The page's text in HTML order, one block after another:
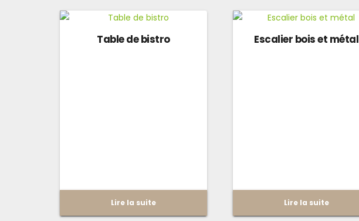
Table de bistro
Lire la suite
Escalier bois et métal
Lire la suite